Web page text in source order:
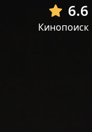
6.6
Кинопоиск